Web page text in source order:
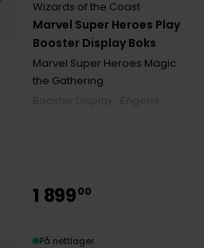
Marvel Super Heroes Play
Booster Display Boks
Wizards of the Coast
Marvel Super Heroes Magic
the Gathering
1 89900
På nettlager